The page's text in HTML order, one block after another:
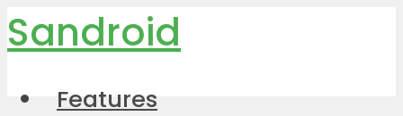
Sandroid
Features